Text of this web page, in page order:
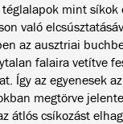
mint síkok
való
az ausztriai
falaira vetítve
Így az egyenesek
megtörve
átlós csíkozást